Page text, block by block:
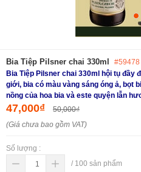
Bia Tiệp Pilsner chai 330ml #59478
Bia Tiệp Pilsner chai 330ml hội tụ đầy
giới, bia có màu vàng sáng óng ả, bọt
nồng của hoa bia và este quyện lẫn
47,000₫ 50,000₫
(Giá chưa bao gồm VAT)
Số lượng :
/ 100 sản phẩm